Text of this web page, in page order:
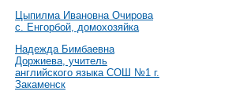
Цыпилма Ивановна Очирова
с. Енгорбой, домохозяйка
Надежда Бимбаевна
Доржиева, учитель
английского языка СОШ №1 г.
Закаменск